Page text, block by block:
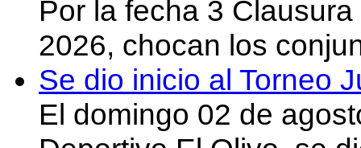
Por la fecha 3
2026, chocan los
Se dio inicio al Torneo
El domingo 02 de